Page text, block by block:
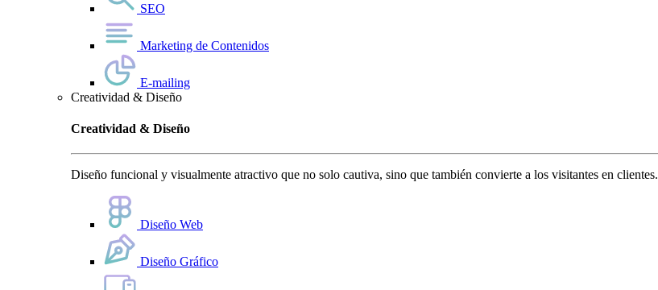
SEO
Marketing de Contenidos
E-mailing
Creatividad & Diseño
Creatividad & Diseño
Diseño funcional y visualmente atractivo que no solo cautiva, sino que también convierte a los visitantes en clientes.
Diseño Web
Diseño Gráfico